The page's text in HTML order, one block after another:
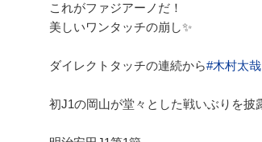
これがファジアーノだ！
美しいワンタッチの崩し✨
ダイレクトタッチの連続から#木村太哉
初J1の岡山が堂々とした戦いぶりを披